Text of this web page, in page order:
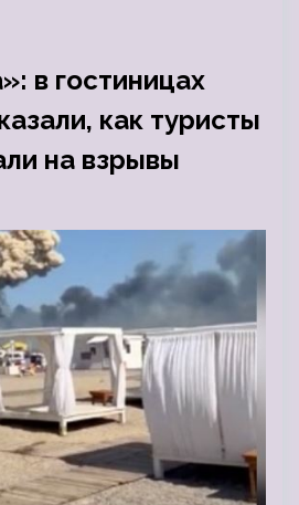
в гостиницах
как туристы
на взрывы